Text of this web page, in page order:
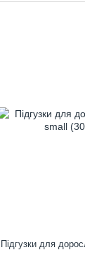
Підгузки для